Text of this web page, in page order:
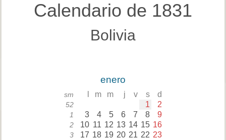
Calendario de 1831
Bolivia
enero
sm m m j v s d
52 1 2
1 3 4 5 6 7 8 9
2 10 11 12 13 14 15 16
3 17 18 19 20 21 22 23